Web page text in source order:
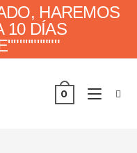
HAREMOS
10 DÍAS
0